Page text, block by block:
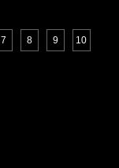
7 8 9 10